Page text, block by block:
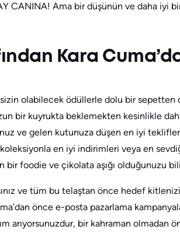
CANINA! Ama bir düşünün ve daha iyi
Kara
olabilecek ödüllerle dolu bir sepetten
bir kuyrukta beklemekten kesinlikle
ve gelen kutunuza düşen en iyi
en iyi indirimleri veya en
foodie ve çikolata aşığı olduğunuzu
ve tüm bu telaştan önce hedef
önce e-posta pazarlama
arıyorsunuzdur, bir kahraman